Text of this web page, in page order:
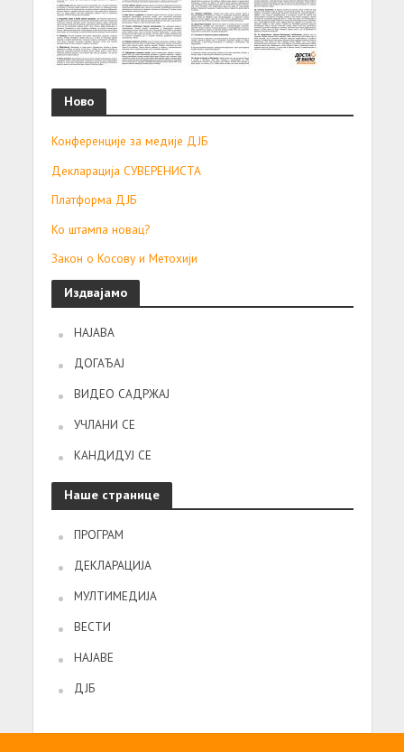
Ново
Конференције за медије ДЈБ
Декларација СУВЕРЕНИСТА
Платформа ДЈБ
Ко штампа новац?
Закон о Косову и Метохији
Издвајамо
НАЈАВА
ДОГАЂАЈ
ВИДЕО САДРЖАЈ
УЧЛАНИ СЕ
КАНДИДУЈ СЕ
Наше странице
ПРОГРАМ
ДЕКЛАРАЦИЈА
МУЛТИМЕДИЈА
ВЕСТИ
НАЈАВЕ
ДЈБ